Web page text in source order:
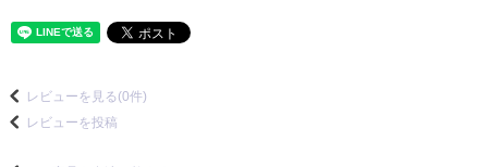
レビューを見る(0件)
レビューを投稿